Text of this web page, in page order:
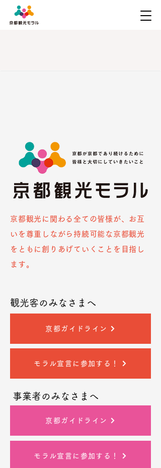
京都観光に関わる全ての皆様が、お互
いを尊重しながら持続可能な京都観光
をともに創りあげていくことを目指し
ます。
観光客のみなさまへ
京都ガイドライン
モラル宣言に参加する！
事業者のみなさまへ
京都ガイドライン
モラル宣言に参加する！